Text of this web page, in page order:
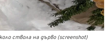
ствола на дърво (screenshot)